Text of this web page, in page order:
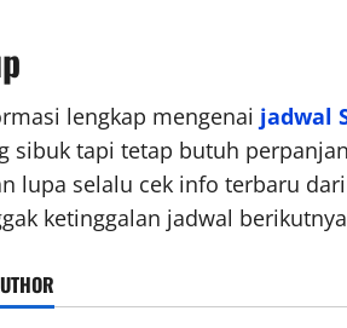
lengkap mengenai jadwal
sibuk tapi tetap butuh
lupa selalu cek info terbaru
ketinggalan jadwal